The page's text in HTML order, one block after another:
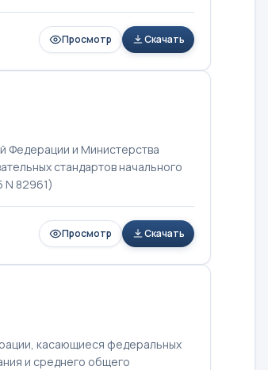
Просмотр Скачать
Федерации и Министерства
стандартов начального
N 82961)
Просмотр Скачать
касающиеся федеральных
и среднего общего